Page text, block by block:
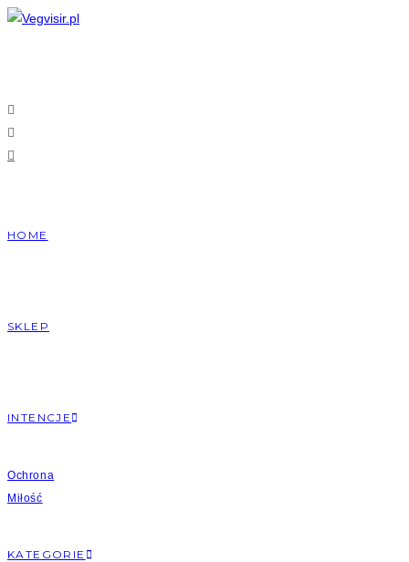
Skip
HOME
SKLEP
INTENCJE
Ochrona
Miłość
KATEGORIE